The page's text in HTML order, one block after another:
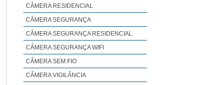
CÂMERA RESIDENCIAL
CÂMERA SEGURANÇA
CÂMERA SEGURANÇA RESIDENCIAL
CÂMERA SEGURANÇA WIFI
CÂMERA SEM FIO
CÂMERA VIGILÂNCIA